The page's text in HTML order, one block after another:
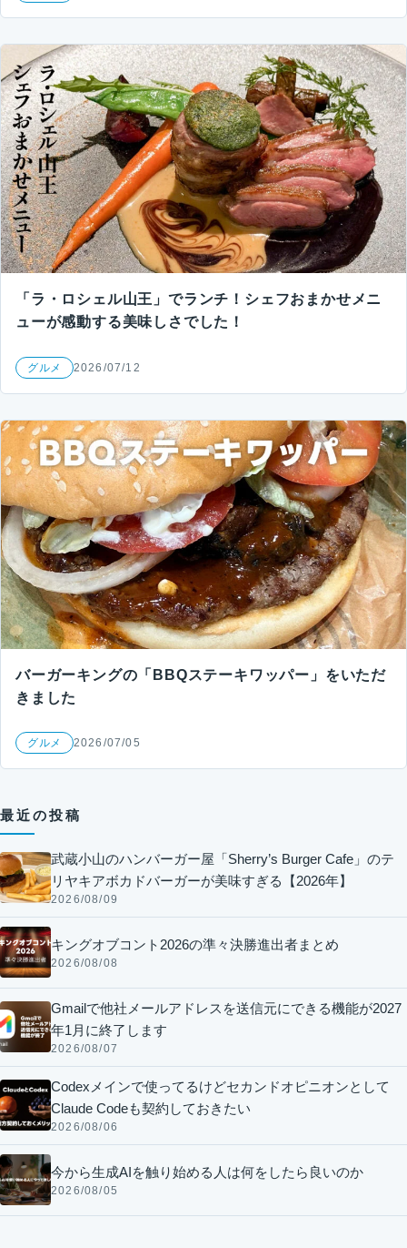
「ラ・ロシェル山王」でランチ！シェフおまかせメニ
ューが感動する美味しさでした！
グルメ 2026/07/12
バーガーキングの「BBQステーキワッパー」をいただ
きました
グルメ 2026/07/05
最近の投稿
武蔵小山のハンバーガー屋「Sherry’s Burger Cafe」のテ
リヤキアボカドバーガーが美味すぎる【2026年】
2026/08/09
キングオブコント2026の準々決勝進出者まとめ
2026/08/08
Gmailで他社メールアドレスを送信元にできる機能が2027
年1月に終了します
2026/08/07
Codexメインで使ってるけどセカンドオピニオンとして
Claude Codeも契約しておきたい
2026/08/06
今から生成AIを触り始める人は何をしたら良いのか
2026/08/05